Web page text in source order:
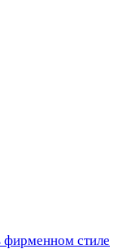
фирменном стиле